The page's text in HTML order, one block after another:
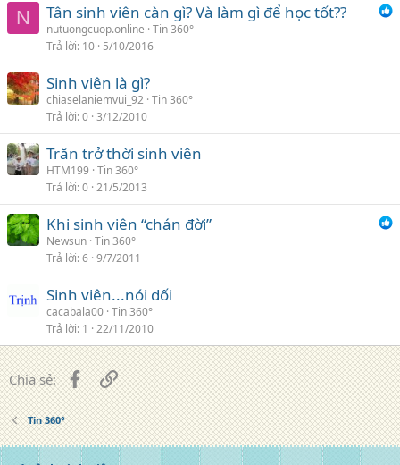
N Tân sinh viên càn gì? Và làm gì để học tốt??
nutuongcuop.online Tin 360°
Trả lời 10 5/10/2016
Sinh viên là gì?
chiaselaniemvui_92 Tin 360°
Trả lời 0 3/12/2010
Trăn trở thời sinh viên
HTM199 Tin 360°
Trả lời 0 21/5/2013
Khi sinh viên “chán đời”
Newsun Tin 360°
Trả lời 6 9/7/2011
Sinh viên...nói dối
cacabala00 Tin 360°
Trả lời 1 22/11/2010
Chia sẻ: FacebookLiên kết
Tin 360°